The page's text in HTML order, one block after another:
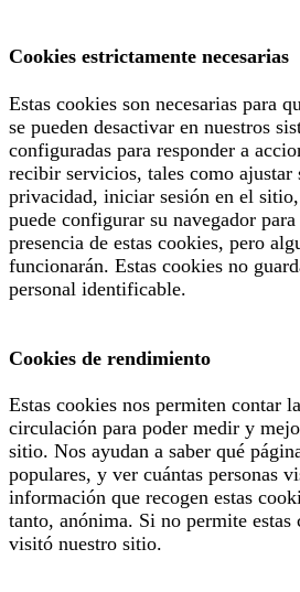
Cookies estrictamente necesarias
Estas cookies son necesarias para
se pueden desactivar en nuestros
configuradas para responder a
recibir servicios, tales como ajustar
privacidad, iniciar sesión en el
puede configurar su navegador
presencia de estas cookies, pero
funcionarán. Estas cookies no
personal identificable.
Cookies de rendimiento
Estas cookies nos permiten contar
circulación para poder medir y
sitio. Nos ayudan a saber qué
populares, y ver cuántas personas
información que recogen estas
tanto, anónima. Si no permite estas
visitó nuestro sitio.